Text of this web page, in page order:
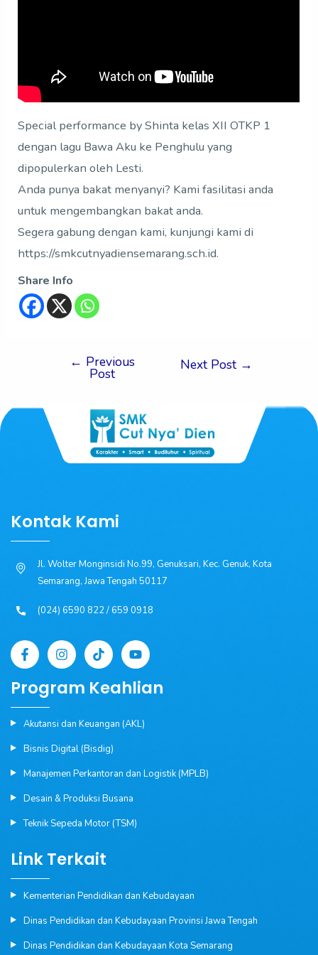
Special performance by Shinta kelas XII OTKP 1
dengan lagu Bawa Aku ke Penghulu yang
dipopulerkan oleh Lesti.
Anda punya bakat menyanyi? Kami fasilitasi anda
untuk mengembangkan bakat anda.
Segera gabung dengan kami, kunjungi kami di
https://smkcutnyadiensemarang.sch.id.
Share Info
← Previous
Post
Next Post →
Kontak Kami
Jl. Wolter Monginsidi No.99, Genuksari, Kec. Genuk, Kota
Semarang, Jawa Tengah 50117
(024) 6590 822 / 659 0918
Program Keahlian
Akutansi dan Keuangan (AKL)
Bisnis Digital (Bisdig)
Manajemen Perkantoran dan Logistik (MPLB)
Desain & Produksi Busana
Teknik Sepeda Motor (TSM)
Link Terkait
Kementerian Pendidikan dan Kebudayaan
Dinas Pendidikan dan Kebudayaan Provinsi Jawa Tengah
Dinas Pendidikan dan Kebudayaan Kota Semarang